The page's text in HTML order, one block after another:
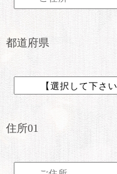
都道府県
住所01